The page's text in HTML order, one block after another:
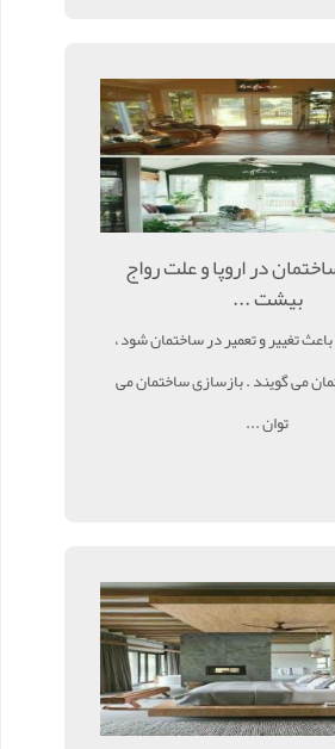
در اروپا و علت رواج
بیشت ...
تغییر و تعمیر در ساختمان شود ،
می گویند . بازسازی ساختمان می
توان ...